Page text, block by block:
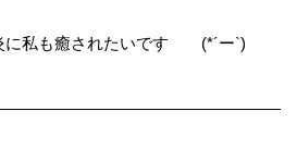
に私も癒されたいです (*´ー`)